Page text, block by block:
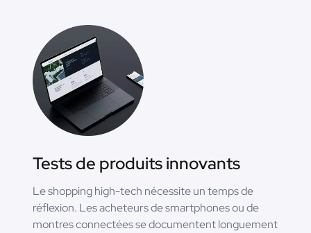
Tests de produits innovants
Le shopping high-tech nécessite un temps de
réflexion. Les acheteurs de smartphones ou de
montres connectées se documentent longuement